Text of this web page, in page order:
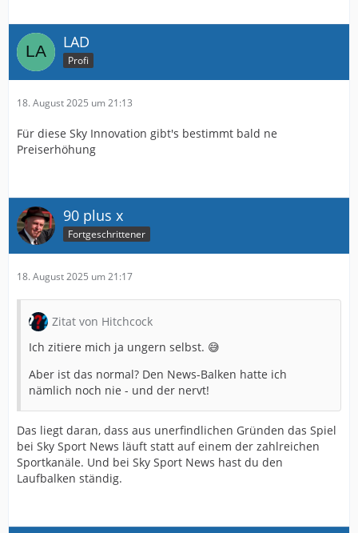
LAD
Profi
18. August 2025 um 21:13
Für diese Sky Innovation gibt's bestimmt bald ne
Preiserhöhung
90 plus x
Fortgeschrittener
18. August 2025 um 21:17
Zitat von Hitchcock
Ich zitiere mich ja ungern selbst. 😅
Aber ist das normal? Den News-Balken hatte ich
nämlich noch nie - und der nervt!
Das liegt daran, dass aus unerfindlichen Gründen das Spiel
bei Sky Sport News läuft statt auf einem der zahlreichen
Sportkanäle. Und bei Sky Sport News hast du den
Laufbalken ständig.